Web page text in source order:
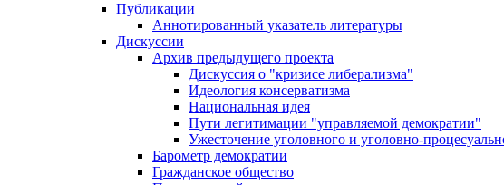
Публикации
Аннотированный указатель литературы
Дискуссии
Архив предыдущего проекта
Дискуссия о "кризисе либерализма"
Идеология консерватизма
Национальная идея
Пути легитимации "управляемой демократии"
Ужесточение уголовного и уголовно-
Барометр демократии
Гражданское общество